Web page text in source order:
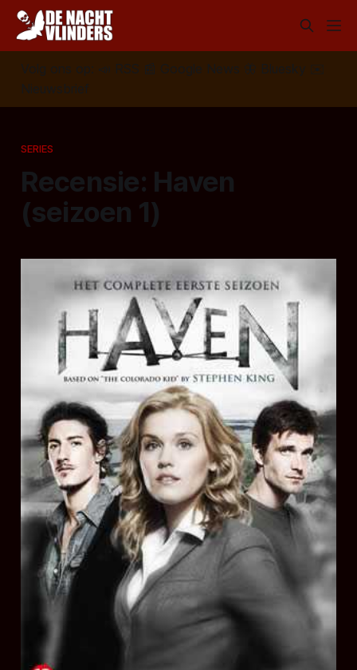
Volg ons op: 📣 RSS 📰 Google News 🦋 Bluesky
✉️
Nieuwsbrief
SERIES
Recensie: Haven
(seizoen 1)